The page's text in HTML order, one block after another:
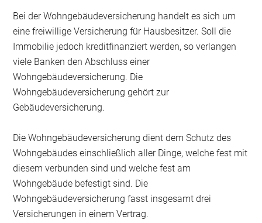
Bei der Wohngebäudeversicherung handelt es sich um
eine freiwillige Versicherung für Hausbesitzer. Soll die
Immobilie jedoch kreditfinanziert werden, so verlangen
viele Banken den Abschluss einer
Wohngebäudeversicherung. Die
Wohngebäudeversicherung gehört zur
Gebäudeversicherung.
Die Wohngebäudeversicherung dient dem Schutz des
Wohngebäudes einschließlich aller Dinge, welche fest mit
diesem verbunden sind und welche fest am
Wohngebäude befestigt sind. Die
Wohngebäudeversicherung fasst insgesamt drei
Versicherungen in einem Vertrag.